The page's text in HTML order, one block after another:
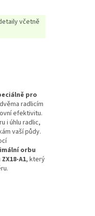
včetně
pro
radlicím
efektivitu.
i úhlu radlic,
vaší půdy.
orbu
A1, který